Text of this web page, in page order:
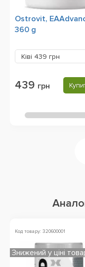
Ostrovit,
360 g
Ківі 439 грн
439 грн
Код товару: 320600001
Знижений у ціні